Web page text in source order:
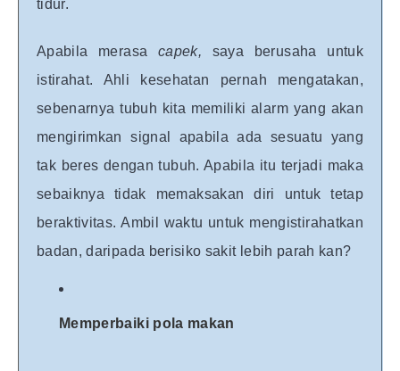
tidur.
Apabila merasa capek, saya berusaha untuk
istirahat. Ahli kesehatan pernah mengatakan,
sebenarnya tubuh kita memiliki alarm yang akan
mengirimkan signal apabila ada sesuatu yang
tak beres dengan tubuh. Apabila itu terjadi maka
sebaiknya tidak memaksakan diri untuk tetap
beraktivitas. Ambil waktu untuk mengistirahatkan
badan, daripada berisiko sakit lebih parah kan?
Memperbaiki pola makan